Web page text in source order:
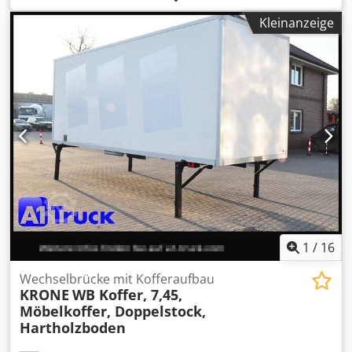
Laderaumlänge:7’300 mm, Maschinen-/Fahrzeugnummer:
, Krone Wechselbrücke WK 7,3 Container Baujahr
2014 Laderaumlänge 7,30 Meter Gesamtlänge 7,45 Meter
Dcodpjwdxdiofx Ak Dok Fahrzeugart Wechselbehälter
Aufbautyp Wechselbrücke Koffer zul. Gesamtgewicht
16.000 kg Leergewicht 3060 kg Farbe Weiß Gebraucht ja
Kleinanzeige
1 / 16
Wechselbrücke mit Kofferaufbau
KRONE WB Koffer, 7,45,
Möbelkoffer, Doppelstock,
Hartholzboden